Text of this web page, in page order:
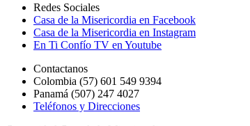
Redes Sociales
Casa de la Misericordia en Facebook
Casa de la Misericordia en Instagram
En Ti Confío TV en Youtube
Contactanos
Colombia (57) 601 549 9394
Panamá (507) 247 4027
Teléfonos y Direcciones